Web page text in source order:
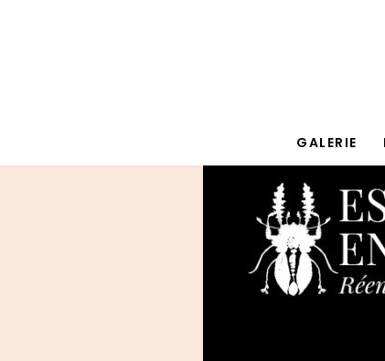
GALERIE